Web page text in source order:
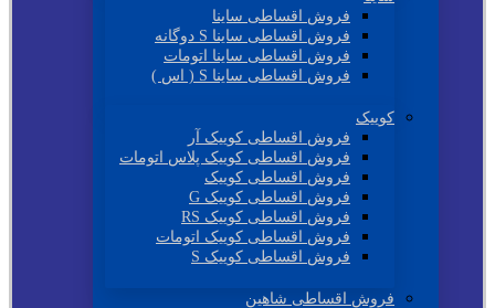
فروش اقساطی ساینا
فروش اقساطی ساینا S دوگانه
فروش اقساطی ساینا اتومات
فروش اقساطی ساینا S ( اس )
کوییک
فروش اقساطی کوییک آر
فروش اقساطی کوییک پلاس اتومات
فروش اقساطی کوییک
فروش اقساطی کوییک G
فروش اقساطی کوییک RS
فروش اقساطی کوییک اتومات
فروش اقساطی کوییک S
فروش اقساطی شاهین